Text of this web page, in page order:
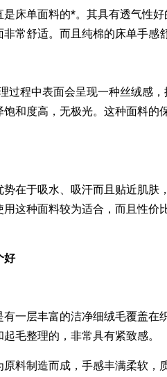
单面料的*。其具有透气性好
常舒适。而且纯棉的床单手感
程中表面会呈现一种丝绒感，
和度高，无极光。这种面料的
于吸水、吸汗而且贴近肌肤
这种面料较为适合，而且性价
好
层丰富的洁净细绒毛覆盖在
毛整理的，非常具有紧致感。
制造而成，手感丰满柔软，